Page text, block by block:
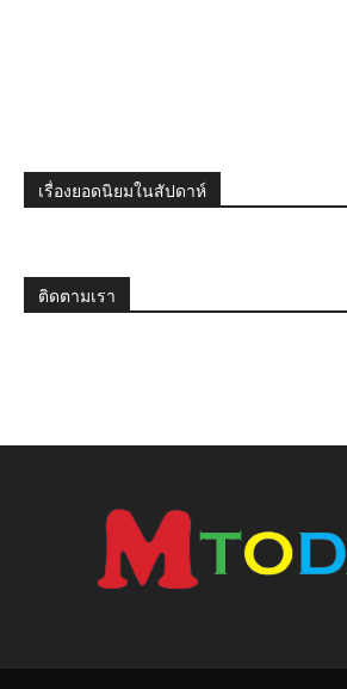
เรื่องยอดนิยมในสัปดาห์
ติดตามเรา